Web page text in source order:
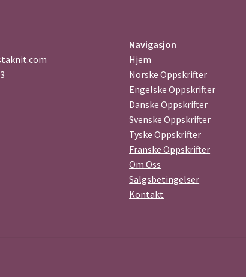
Navigasjon
Hjem
Norske Oppskrifter
Engelske Oppskrifter
Danske Oppskrifter
Svenske Oppskrifter
Tyske Oppskrifter
Franske Oppskrifter
Om Oss
Salgsbetingelser
Kontakt